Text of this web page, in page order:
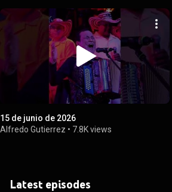
15 de junio de 2026
Alfredo Gutierrez • 7.8K views
Latest episodes